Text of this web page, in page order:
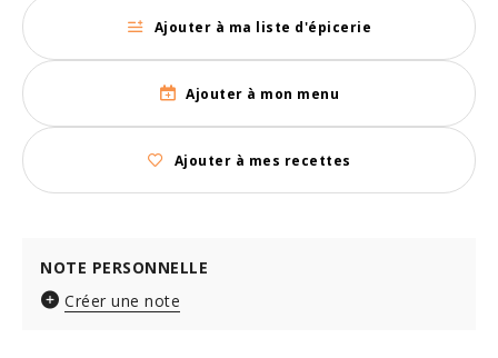
Ajouter à ma liste d'épicerie
Ajouter à mon menu
Ajouter à mes recettes
NOTE PERSONNELLE
Créer une note